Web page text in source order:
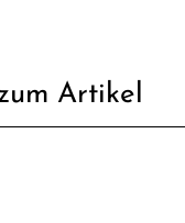
Artikel